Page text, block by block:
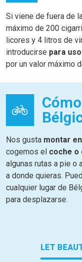
Si viene de fuera de
máximo de 200
licores y 4 litros de
introducirse para
por un valor máximo
Nos gusta montar
cogemos el coche o
algunas rutas a pie o
a donde quieras.
cualquier lugar de
para desplazarse.
LET